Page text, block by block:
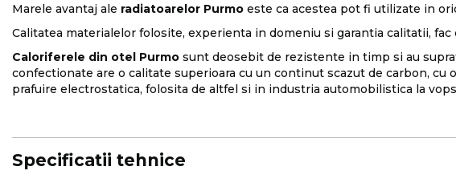
Marele avantaj ale radiatoarelor Purmo este ca acestea pot fi utilizate in
Calitatea materialelor folosite, experienta in domeniu si garantia calitatii, fac
Caloriferele din otel Purmo sunt deosebit de rezistente in timp si au
confectionate are o calitate superioara cu un continut scazut de carbon, cu
prafuire electrostatica, folosita de altfel si in industria automobilistica la
Specificatii tehnice